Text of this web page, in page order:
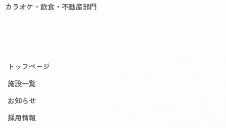
カラオケ・飲食・不動産部門
トップページ
施設一覧
お知らせ
採用情報